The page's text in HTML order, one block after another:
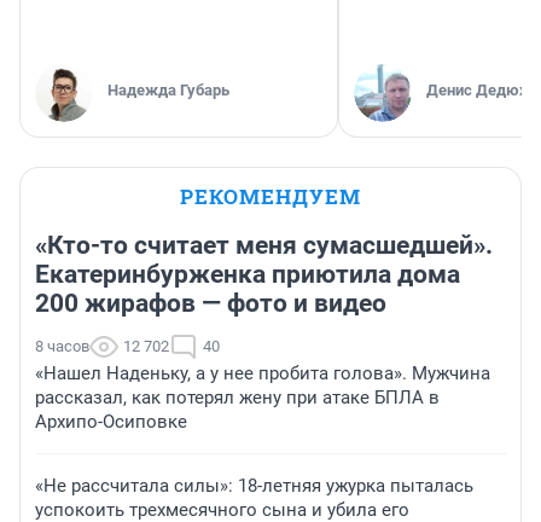
Надежда Губарь Денис
РЕКОМЕНДУЕМ
«Кто-то считает меня сумасшедшей».
Екатеринбурженка приютила дома
200 жирафов — фото и видео
8 часов 12 702 40
«Нашел Наденьку, а у нее пробита голова». Мужчина
рассказал, как потерял жену при атаке БПЛА в
Архипо-Осиповке
«Не рассчитала силы»: 18-летняя ужурка пыталась
успокоить трехмесячного сына и убила его